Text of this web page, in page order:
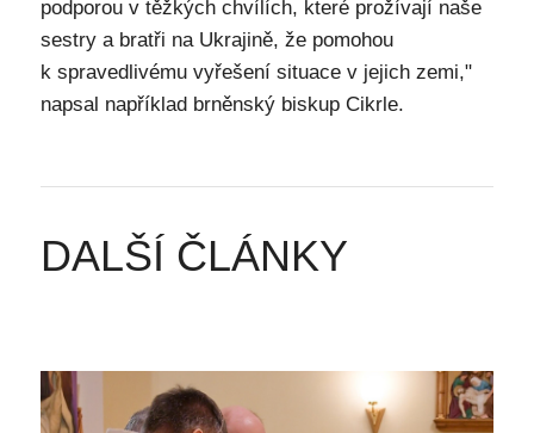
podporou v těžkých chvílích, které prožívají naše
sestry a bratři na Ukrajině, že pomohou
k spravedlivému vyřešení situace v jejich zemi,"
napsal například brněnský biskup Cikrle.
DALŠÍ ČLÁNKY